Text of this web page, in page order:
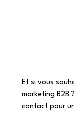
Et si vous
marketing B2B
contact pour